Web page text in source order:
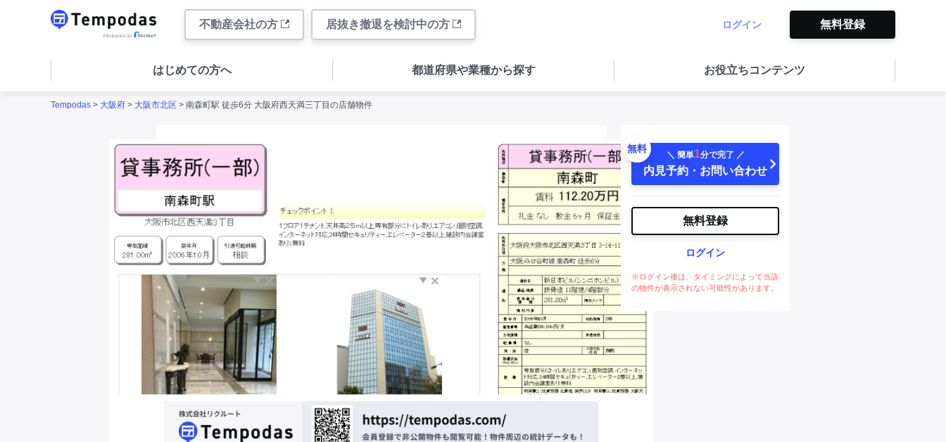
不動産会社の方 居抜き撤退を検討中の方 ログイン 無料登録
はじめての方へ 都道府県や業種から探す お役立ちコンテンツ
Tempodas > 大阪府 > 大阪市北区 > 南森町駅 徒歩6分 大阪府西天満三丁目の店舗物件
無料
＼ 簡単1分で完了 ／
内見予約・お問い合わせ
無料登録
ログイン
※ログイン後は、タイミングによって当該
の物件が表示されない可能性があります。